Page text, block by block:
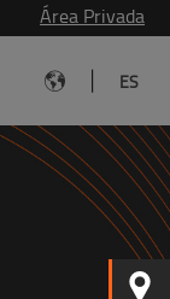
Área Privada
ES